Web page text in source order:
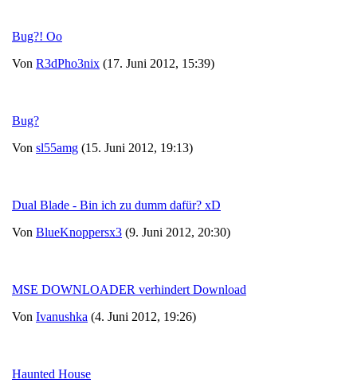
Bug?! Oo
Von R3dPho3nix (17. Juni 2012, 15:39)
Bug?
Von sl55amg (15. Juni 2012, 19:13)
Dual Blade - Bin ich zu dumm dafür? xD
Von BlueKnoppersx3 (9. Juni 2012, 20:30)
MSE DOWNLOADER verhindert Download
Von Ivanushka (4. Juni 2012, 19:26)
Haunted House